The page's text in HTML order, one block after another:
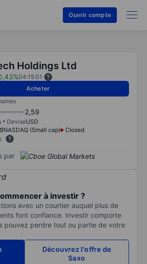
Ouvrir compte
Holdings Ltd
04:15:01
Acheter
2,59
DeviseUSD
NASDAQ (Small cap)
Closed
par
à investir ?
avec un courtier auquel plus de
font confiance. Investir comporte
pouvez perdre tout ou partie de votre
Découvrez l'offre de
Saxo